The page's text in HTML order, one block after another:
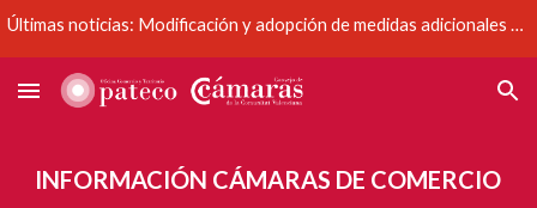
Últimas noticias: Modificación y adopción de medidas adicionales y complementarias del Acuerdo de 19 de junio del Consell
INFORMACIÓN CÁMARAS DE COMERCIO